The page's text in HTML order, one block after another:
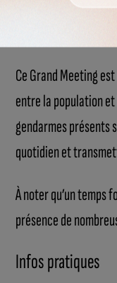
glaces artisanales :
Ce Grand Meeting
entre la population
gendarmes présents
quotidien et
À noter qu’un temps
présence de
Infos pratiques